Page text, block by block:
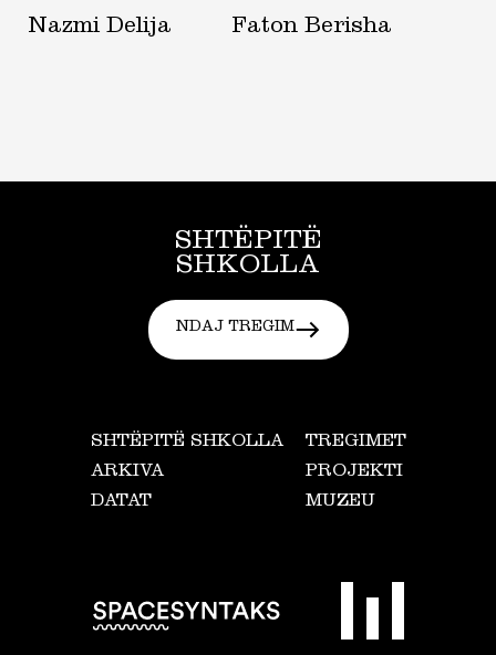
Nazmi Delija Faton Berisha
SHTËPITË
SHKOLLA
NDAJ TREGIM
SHTËPITË SHKOLLA
TREGIMET
ARKIVA
PROJEKTI
DATAT
MUZEU